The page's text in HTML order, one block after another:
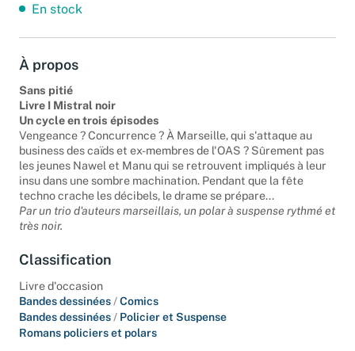
En stock
À propos
Sans pitié
Livre I Mistral noir
Un cycle en trois épisodes
Vengeance ? Concurrence ? À Marseille, qui s'attaque au
business des caïds et ex-membres de l'OAS ? Sûrement pas
les jeunes Nawel et Manu qui se retrouvent impliqués à leur
insu dans une sombre machination. Pendant que la fête
techno crache les décibels, le drame se prépare...
Par un trio d'auteurs marseillais, un polar à suspense rythmé et
très noir.
Classification
Livre d'occasion
Bandes dessinées /Comics
Bandes dessinées / Policier et Suspense
Romans policiers et polars